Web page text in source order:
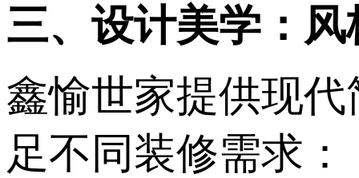
三、设计美学：
鑫愉世家提供‌现
足不同装修需求： ‌‌